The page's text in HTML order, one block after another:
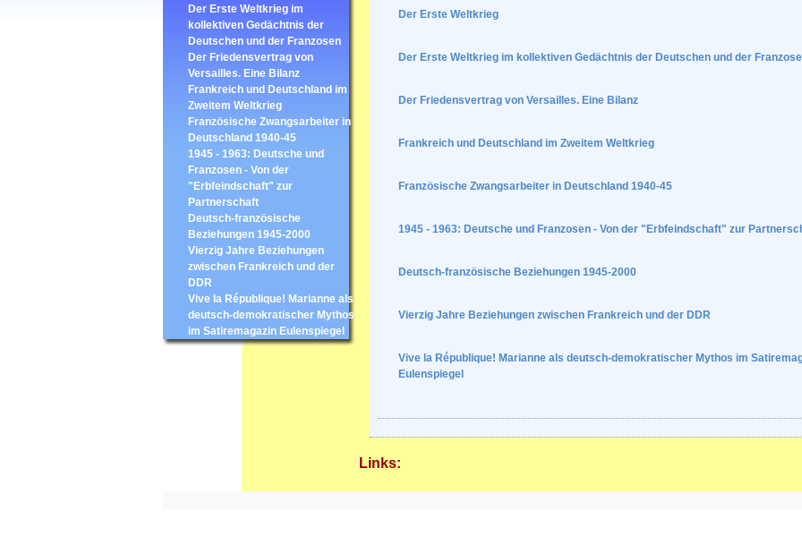
Der Erste Weltkrieg im
kollektiven Gedächtnis der
Deutschen und der Franzosen
Der Friedensvertrag von
Versailles. Eine Bilanz
Frankreich und Deutschland im
Zweitem Weltkrieg
Französische Zwangsarbeiter in
Deutschland 1940-45
1945 - 1963: Deutsche und
Franzosen - Von der
"Erbfeindschaft" zur
Partnerschaft
Deutsch-französische
Beziehungen 1945-2000
Vierzig Jahre Beziehungen
zwischen Frankreich und der
DDR
Vive la République! Marianne als
deutsch-demokratischer Mythos
im Satiremagazin Eulenspiegel
Der Erste Weltkrieg
Der Erste Weltkrieg im kollektiven Gedächtnis der Deutschen und der
Der Friedensvertrag von Versailles. Eine Bilanz
Frankreich und Deutschland im Zweitem Weltkrieg
Französische Zwangsarbeiter in Deutschland 1940-45
1945 - 1963: Deutsche und Franzosen - Von der "Erbfeindschaft" zur
Deutsch-französische Beziehungen 1945-2000
Vierzig Jahre Beziehungen zwischen Frankreich und der DDR
Vive la République! Marianne als deutsch-demokratischer Mythos im
Eulenspiegel
Links: